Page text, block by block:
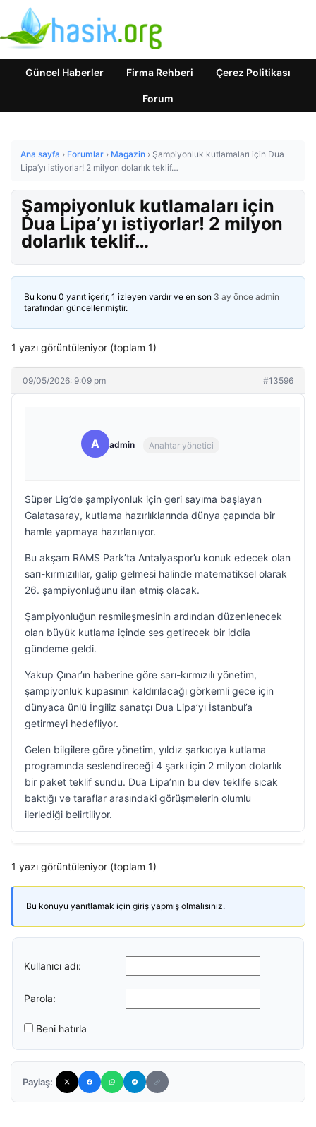
Güncel Haberler Firma Rehberi Çerez Politikası
Forum
Ana sayfa › Forumlar › Magazin › Şampiyonluk kutlamaları için Dua
Lipa’yı istiyorlar! 2 milyon dolarlık teklif…
Şampiyonluk kutlamaları için
Dua Lipa’yı istiyorlar! 2 milyon
dolarlık teklif…
Bu konu 0 yanıt içerir, 1 izleyen vardır ve en son 3 ay önce admin
tarafından güncellenmiştir.
1 yazı görüntüleniyor (toplam 1)
09/05/2026: 9:09 pm #13596
A admin Anahtar yönetici
Süper Lig’de şampiyonluk için geri sayıma başlayan
Galatasaray, kutlama hazırlıklarında dünya çapında bir
hamle yapmaya hazırlanıyor.
Bu akşam RAMS Park’ta Antalyaspor’u konuk edecek olan
sarı-kırmızılılar, galip gelmesi halinde matematiksel olarak
26. şampiyonluğunu ilan etmiş olacak.
Şampiyonluğun resmileşmesinin ardından düzenlenecek
olan büyük kutlama içinde ses getirecek bir iddia
gündeme geldi.
Yakup Çınar’ın haberine göre sarı-kırmızılı yönetim,
şampiyonluk kupasının kaldırılacağı görkemli gece için
dünyaca ünlü İngiliz sanatçı Dua Lipa’yı İstanbul’a
getirmeyi hedefliyor.
Gelen bilgilere göre yönetim, yıldız şarkıcıya kutlama
programında seslendireceği 4 şarkı için 2 milyon dolarlık
bir paket teklif sundu. Dua Lipa’nın bu dev teklife sıcak
baktığı ve taraflar arasındaki görüşmelerin olumlu
ilerlediği belirtiliyor.
1 yazı görüntüleniyor (toplam 1)
Bu konuyu yanıtlamak için giriş yapmış olmalısınız.
Kullanıcı adı:
Parola:
Beni hatırla
Paylaş: